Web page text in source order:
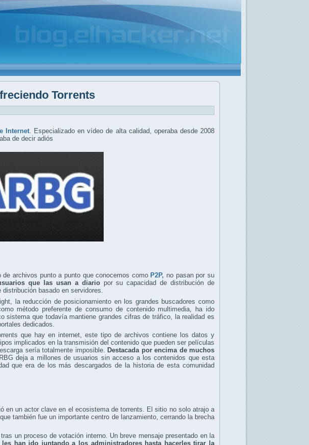
Torrents
Internet . Especializado en vídeo de alta calidad, operaba desde 2008
de decir adiós
archivos punto a punto que conocemos como P2P, no pasan por su
que las usan a diariopor su capacidad de distribución de
basado en servidores.
la reducción de posicionamiento en los grandes buscadores como
método preferente de consumo de contenido multimedia, ha ido
sistema que todavía mantiene grandes cifras de tráfico, la realidad es
dedicados.
que hay en internet, este tipo de archivos contiene los datos y
implicados en la transmisión del contenido que pueden ser películas
sería totalmente imposible. Destacada por encima de muchos
deja a millones de usuarios sin acceso a los contenidos que esta
que era de los más descargados de la historia de esta comunidad
en un actor clave en el ecosistema de torrents. El sitio no solo atrajo a
también fue un importante centro de lanzamiento, cerrando la brecha
un proceso de votación interno. Un breve mensaje presentado en la
han ido juntando a los administradores hasta hacerles tirar la